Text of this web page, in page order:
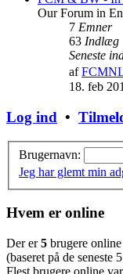
Our Forum in
7 Emner
63 Indlæg
Seneste
af
18. feb
Log ind •
Brugernavn:
Jeg har glemt min
Hvem er online
Der er5 brugere
(baseret på de seneste
Flest brugere online var